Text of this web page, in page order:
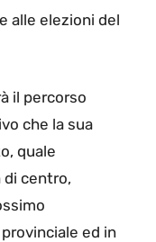
alle elezioni del
il percorso
che la sua
quale
di centro,
ed in